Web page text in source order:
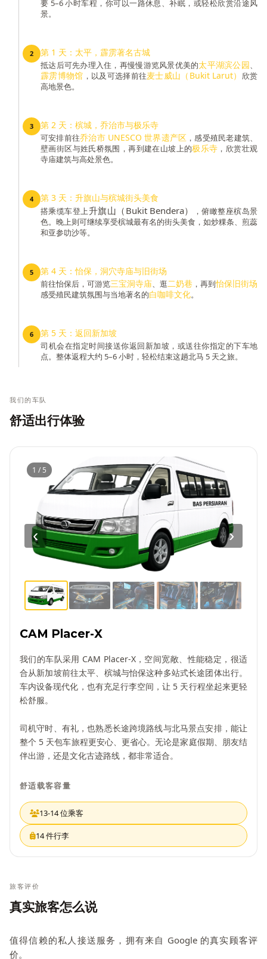
要 5–6 小时车程，你可以一路休息、补眠，或轻松欣赏沿途风
景。
2 第 1 天：太平，霹雳著名古城
抵达后可先办理入住，再慢慢游览风景优美的太平湖滨公园、
霹雳博物馆 ，以及可选择前往麦士威山（Bukit Larut）
欣赏
高地景色。
3 第 2 天：槟城，乔治市与极乐寺
可安排前往乔治市 UNESCO 世界遗产区 ，感受殖民老建筑、
壁画街区与姓氏桥氛围，再到建在山坡上的极乐寺 ，欣赏壮观
寺庙建筑与高处景色。
4 第 3 天：升旗山与槟城街头美食
搭乘缆车登上升旗山（Bukit Bendera）
，俯瞰整座槟岛景
色。晚上则可继续享受槟城最有名的街头美食，如炒粿条、煎蕊
和亚参叻沙等。
5 第 4 天：怡保，洞穴寺庙与旧街场
前往怡保后，可游览三宝洞寺庙、逛二奶巷 ，再到怡保旧街场
感受殖民建筑氛围与当地著名的白咖啡文化。
6 第 5 天：返回新加坡
司机会在指定时间接送你返回新加坡，或送往你指定的下车地
点。整体返程大约 5–6 小时，轻松结束这趟北马 5 天之旅。
我们的车队
舒适出行体验
1 / 5
‹ ›
CAM Placer-X
我们的车队采用 CAM Placer-X，空间宽敞、性能稳定，很适
合从新加坡前往太平、槟城与怡保这种多站式长途团体出行。
车内设备现代化，也有充足行李空间，让 5 天行程坐起来更轻
松舒服。
司机守时、有礼，也熟悉长途跨境路线与北马景点安排，能让
整个 5 天包车旅程更安心、更省心。无论是家庭假期、朋友结
伴出游，还是文化古迹路线，都非常适合。
舒适载客容量
13-14 位乘客
14 件行李
旅客评价
真实旅客怎么说
值得信赖的私人接送服务，拥有来自 Google 的真实顾客评
价。